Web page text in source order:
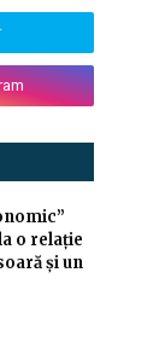
o relație
și un